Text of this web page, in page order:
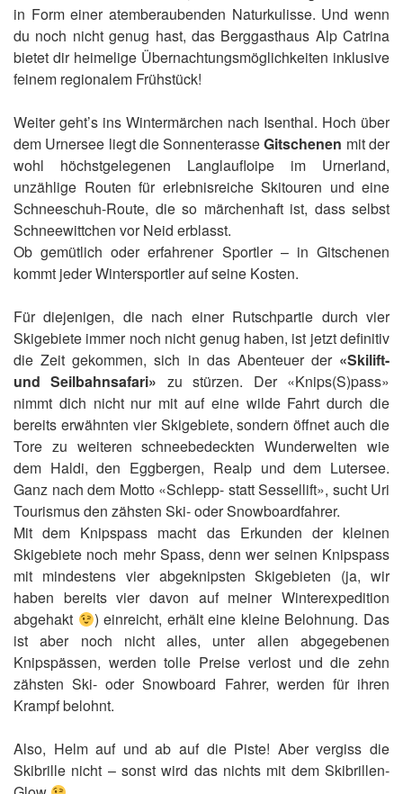
in Form einer atemberaubenden Naturkulisse. Und wenn
du noch nicht genug hast, das Berggasthaus Alp Catrina
bietet dir heimelige Übernachtungsmöglichkeiten inklusive
feinem regionalem Frühstück!
Weiter geht’s ins Wintermärchen nach Isenthal. Hoch über
dem Urnersee liegt die SonnenterasseGitschenen mit der
wohl höchstgelegenen Langlaufloipe im Urnerland,
unzählige Routen für erlebnisreiche Skitouren und eine
Schneeschuh-Route, die so märchenhaft ist, dass selbst
Schneewittchen vor Neid erblasst.
Ob gemütlich oder erfahrener Sportler – in Gitschenen
kommt jeder Wintersportler auf seine Kosten.
Für diejenigen, die nach einer Rutschpartie durch vier
Skigebiete immer noch nicht genug haben, ist jetzt definitiv
die Zeit gekommen, sich in das Abenteuer der «Skilift-
und Seilbahnsafari» zu stürzen. Der «Knips(S)pass»
nimmt dich nicht nur mit auf eine wilde Fahrt durch die
bereits erwähnten vier Skigebiete, sondern öffnet auch die
Tore zu weiteren schneebedeckten Wunderwelten wie
dem Haldi, den Eggbergen, Realp und dem Lutersee.
Ganz nach dem Motto «Schlepp- statt Sessellift», sucht Uri
Tourismus den zähsten Ski- oder Snowboardfahrer.
Mit dem Knipspass macht das Erkunden der kleinen
Skigebiete noch mehr Spass, denn wer seinen Knipspass
mit mindestens vier abgeknipsten Skigebieten (ja, wir
haben bereits vier davon auf meiner Winterexpedition
abgehakt
) einreicht, erhält eine kleine Belohnung. Das
ist aber noch nicht alles, unter allen abgegebenen
Knipspässen, werden tolle Preise verlost und die zehn
zähsten Ski- oder Snowboard Fahrer, werden für ihren
Krampf belohnt.
Also, Helm auf und ab auf die Piste! Aber vergiss die
Skibrille nicht – sonst wird das nichts mit dem Skibrillen-